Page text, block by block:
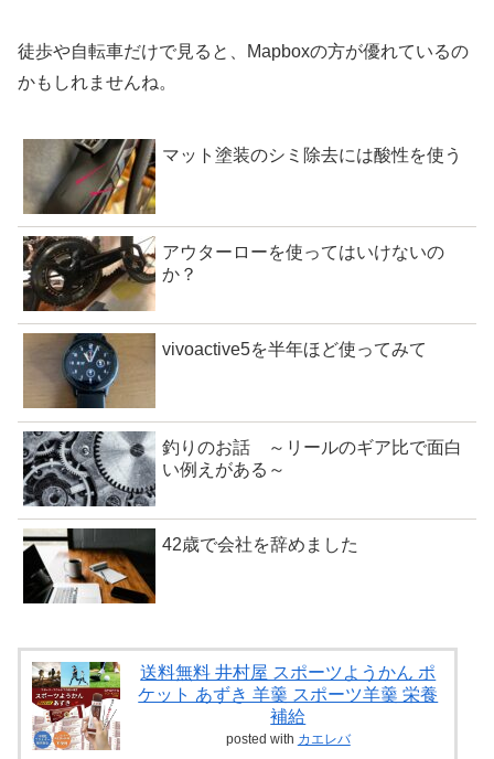
徒歩や自転車だけで見ると、Mapboxの方が優れているの
かもしれませんね。
マット塗装のシミ除去には酸性を使う
アウターローを使ってはいけないの
か？
vivoactive5を半年ほど使ってみて
釣りのお話 ～リールのギア比で面白
い例えがある～
42歳で会社を辞めました
送料無料 井村屋 スポーツようかん ポ
ケット あずき 羊羹 スポーツ羊羹 栄養
補給
posted with カエレバ